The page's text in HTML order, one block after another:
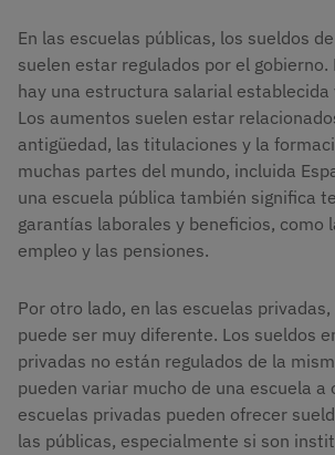
En las escuelas públicas, los sueldos
suelen estar regulados por el gobierno.
hay una estructura salarial
Los aumentos suelen estar
antigüedad, las titulaciones y la
muchas partes del mundo, incluida
una escuela pública también significa
garantías laborales y beneficios, como
empleo y las pensiones.
Por otro lado, en las escuelas
puede ser muy diferente. Los sueldos
privadas no están regulados de la
pueden variar mucho de una escuela a
escuelas privadas pueden ofrecer
las públicas, especialmente si son